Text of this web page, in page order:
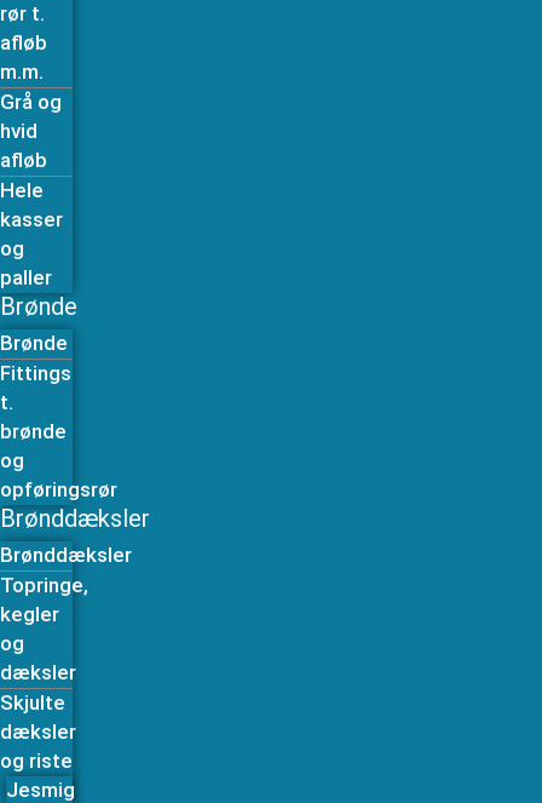
rør t.
afløb
m.m.
Grå og
hvid
afløb
Hele
kasser
og
paller
Brønde
Brønde
Fittings
t.
brønde
og
opføringsrør
Brønddæksler
Brønddæksler
Topringe,
kegler
og
dæksler
Skjulte
dæksler
og riste
Jesmig